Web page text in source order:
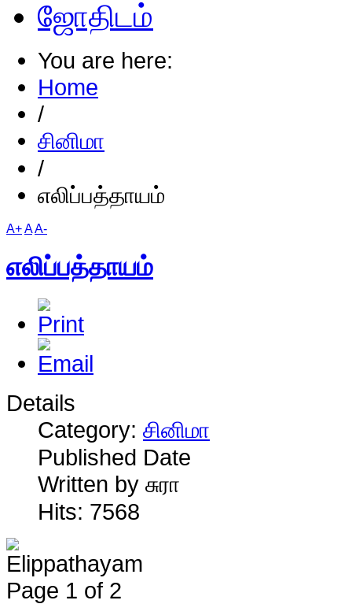
ஜோதிடம்
You are here:
Home
/
சினிமா
/
எலிப்பத்தாயம்
A+AA-
எலிப்பத்தாயம்
Details
Category: சினிமா
Published Date
Written by சுரா
Hits: 7568
Page 1 of 2